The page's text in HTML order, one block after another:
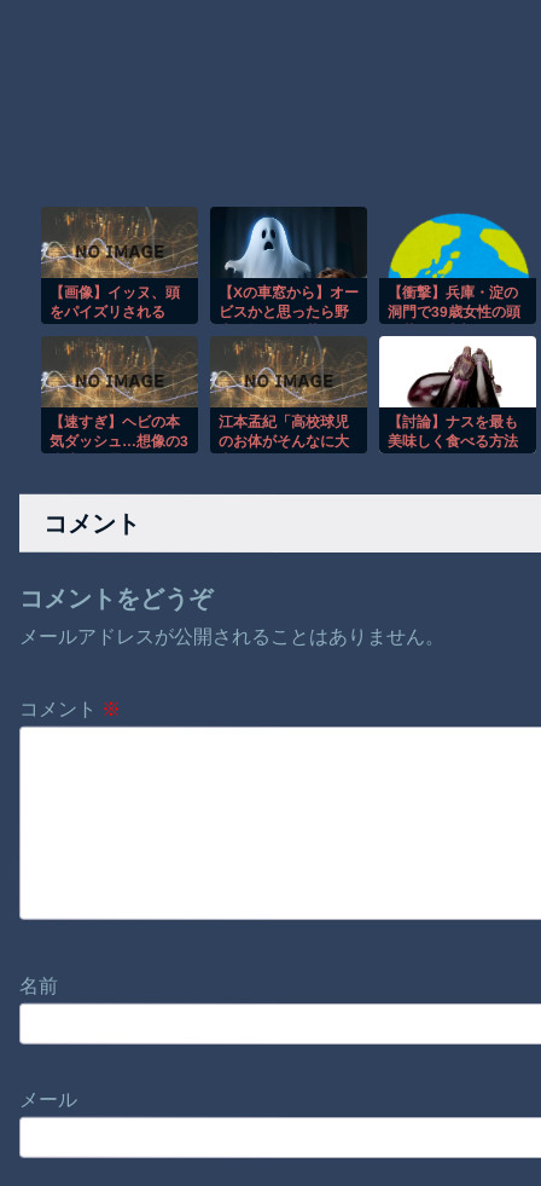
【画像】イッヌ、頭
をパイズリされる
【Xの車窓から】オー
ビスかと思ったら野
か
【衝撃】兵庫・淀の
洞門で39歳女性の頭
【速すぎ】ヘビの本
気ダッシュ…想像の3
江本孟紀「高校球児
のお体がそんなに大
【討論】ナスを最も
美味しく食べる方法
コメント
コメントをどうぞ
メールアドレスが公開されることはありません。
コメント ※
名前
メール